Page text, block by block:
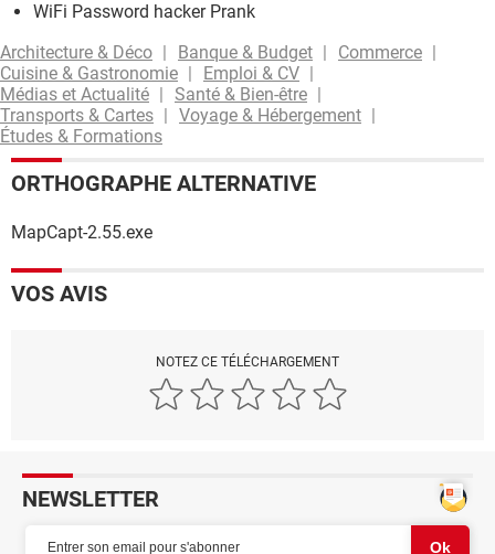
WiFi Password hacker Prank
Architecture & Déco
Banque & Budget
Commerce
Cuisine & Gastronomie
Emploi & CV
Médias et Actualité
Santé & Bien-être
Transports & Cartes
Voyage & Hébergement
Études & Formations
ORTHOGRAPHE ALTERNATIVE
MapCapt-2.55.exe
VOS AVIS
NOTEZ CE TÉLÉCHARGEMENT
NEWSLETTER